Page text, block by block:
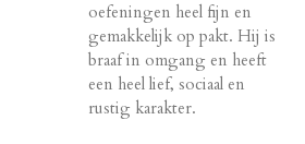
oefeningen heel fijn en
gemakkelijk op pakt. Hij is
braaf in omgang en heeft
een heel lief, sociaal en
rustig karakter.